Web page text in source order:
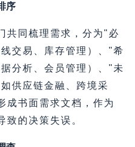
序
共同梳理需求，分为"必
交易、库存管理）、"希
分析、会员管理）、"未
供应链金融、跨境采
成书面需求文档，作为
致的决策失误。